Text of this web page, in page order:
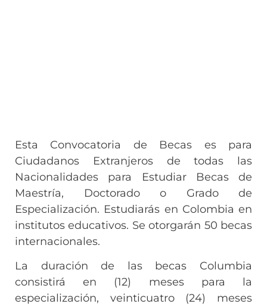
Esta Convocatoria de Becas es para
Ciudadanos Extranjeros de todas las
Nacionalidades para Estudiar Becas de
Maestría, Doctorado o Grado de
Especialización. Estudiarás en Colombia en
institutos educativos. Se otorgarán 50 becas
internacionales.
La duración de las becas Columbia
consistirá en (12) meses para la
especialización, veinticuatro (24) meses